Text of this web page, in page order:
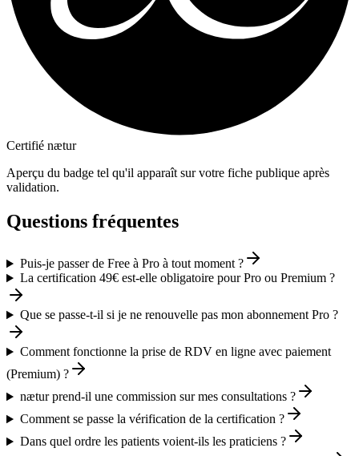
Certifié nætur
Aperçu du badge tel qu'il apparaît sur votre fiche publique après
validation.
Questions fréquentes
Puis-je passer de Free à Pro à tout moment ?
La certification 49€ est-elle obligatoire pour Pro ou Premium ?
Que se passe-t-il si je ne renouvelle pas mon abonnement Pro ?
Comment fonctionne la prise de RDV en ligne avec paiement
(Premium) ?
nætur prend-il une commission sur mes consultations ?
Comment se passe la vérification de la certification ?
Dans quel ordre les patients voient-ils les praticiens ?